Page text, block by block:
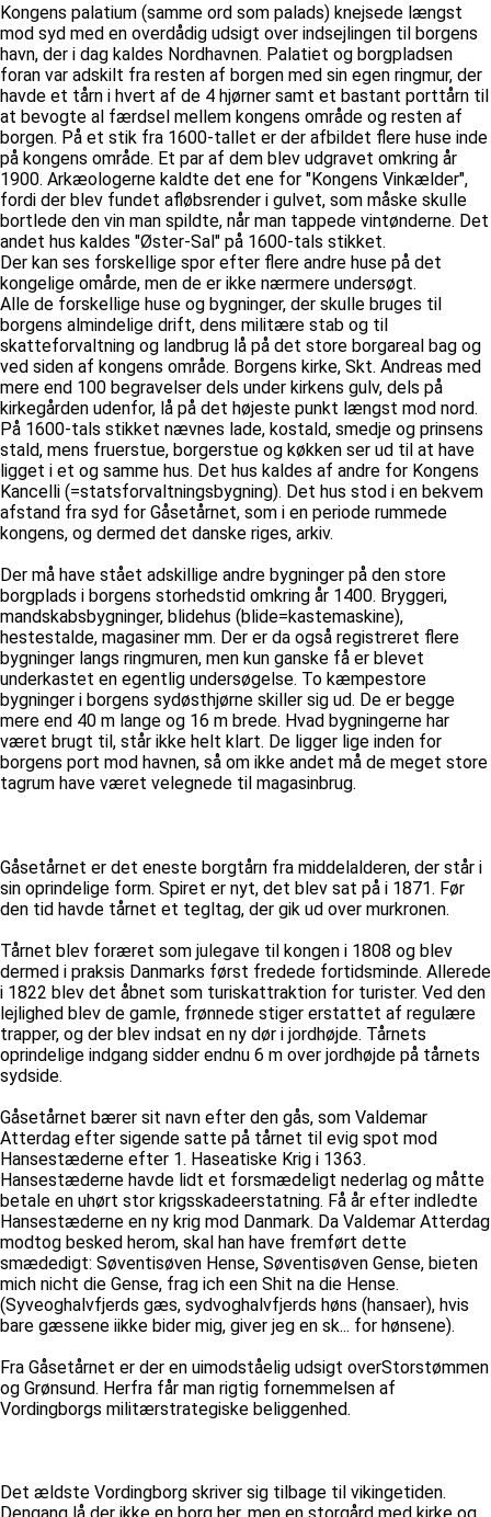
Kongens palatium (samme ord som palads) knejsede længst
mod syd med en overdådig udsigt over indsejlingen til borgens
havn, der i dag kaldes Nordhavnen. Palatiet og borgpladsen
foran var adskilt fra resten af borgen med sin egen ringmur, der
havde et tårn i hvert af de 4 hjørner samt et bastant porttårn til
at bevogte al færdsel mellem kongens område og resten af
borgen. På et stik fra 1600-tallet er der afbildet flere huse inde
på kongens område. Et par af dem blev udgravet omkring år
1900. Arkæologerne kaldte det ene for "Kongens Vinkælder",
fordi der blev fundet afløbsrender i gulvet, som måske skulle
bortlede den vin man spildte, når man tappede vintønderne. Det
andet hus kaldes "Øster-Sal" på 1600-tals stikket.
Der kan ses forskellige spor efter flere andre huse på det
kongelige omårde, men de er ikke nærmere undersøgt.
Alle de forskellige huse og bygninger, der skulle bruges til
borgens almindelige drift, dens militære stab og til
skatteforvaltning og landbrug lå på det store borgareal bag og
ved siden af kongens område. Borgens kirke, Skt. Andreas med
mere end 100 begravelser dels under kirkens gulv, dels på
kirkegården udenfor, lå på det højeste punkt længst mod nord.
På 1600-tals stikket nævnes lade, kostald, smedje og prinsens
stald, mens fruerstue, borgerstue og køkken ser ud til at have
ligget i et og samme hus. Det hus kaldes af andre for Kongens
Kancelli (=statsforvaltningsbygning). Det hus stod i en bekvem
afstand fra syd for Gåsetårnet, som i en periode rummede
kongens, og dermed det danske riges, arkiv.
Der må have stået adskillige andre bygninger på den store
borgplads i borgens storhedstid omkring år 1400. Bryggeri,
mandskabsbygninger, blidehus (blide=kastemaskine),
hestestalde, magasiner mm. Der er da også registreret flere
bygninger langs ringmuren, men kun ganske få er blevet
underkastet en egentlig undersøgelse. To kæmpestore
bygninger i borgens sydøsthjørne skiller sig ud. De er begge
mere end 40 m lange og 16 m brede. Hvad bygningerne har
været brugt til, står ikke helt klart. De ligger lige inden for
borgens port mod havnen, så om ikke andet må de meget store
tagrum have været velegnede til magasinbrug.
Gåsetårnet er det eneste borgtårn fra middelalderen, der står i
sin oprindelige form. Spiret er nyt, det blev sat på i 1871. Før
den tid havde tårnet et tegltag, der gik ud over murkronen.
Tårnet blev foræret som julegave til kongen i 1808 og blev
dermed i praksis Danmarks først fredede fortidsminde. Allerede
i 1822 blev det åbnet som turiskattraktion for turister. Ved den
lejlighed blev de gamle, frønnede stiger erstattet af regulære
trapper, og der blev indsat en ny dør i jordhøjde. Tårnets
oprindelige indgang sidder endnu 6 m over jordhøjde på tårnets
sydside.
Gåsetårnet bærer sit navn efter den gås, som Valdemar
Atterdag efter sigende satte på tårnet til evig spot mod
Hansestæderne efter 1. Haseatiske Krig i 1363.
Hansestæderne havde lidt et forsmædeligt nederlag og måtte
betale en uhørt stor krigsskadeerstatning. Få år efter indledte
Hansestæderne en ny krig mod Danmark. Da Valdemar Atterdag
modtog besked herom, skal han have fremført dette
smædedigt: Søventisøven Hense, Søventisøven Gense, bieten
mich nicht die Gense, frag ich een Shit na die Hense.
(Syveoghalvfjerds gæs, sydvoghalvfjerds høns (hansaer), hvis
bare gæssene iikke bider mig, giver jeg en sk... for hønsene).
Fra Gåsetårnet er der en uimodståelig udsigt overStorstømmen
og Grønsund. Herfra får man rigtig fornemmelsen af
Vordingborgs militærstrategiske beliggenhed.
Det ældste Vordingborg skriver sig tilbage til vikingetiden.